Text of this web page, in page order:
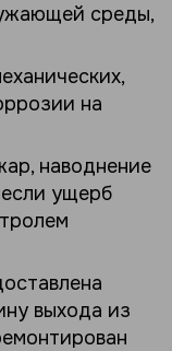
среды,
на
наводнение
ущерб
выхода из